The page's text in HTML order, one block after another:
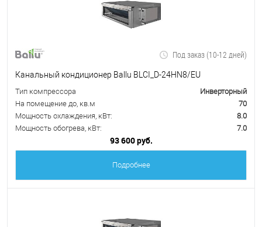
Под заказ (10-12 дней)
Канальный кондиционер Ballu BLCI_D-24HN8/EU
Тип компрессора
Инверторный
На помещение до, кв.м
70
Мощность охлаждения, кВт:
8.0
Мощность обогрева, кВт:
7.0
93 600 руб.
Подробнее